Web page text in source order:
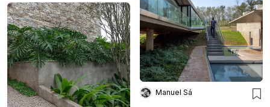
Manuel Sá